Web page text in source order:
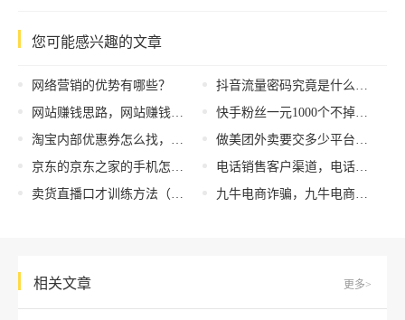
您可能感兴趣的文章
网络营销的优势有哪些？
网站赚钱思路，网站赚钱思路怎么写？
淘宝内部优惠券怎么找，淘宝内部优惠券怎么找公众号？
京东的京东之家的手机怎么样，京东之家的手机属于京东自营店吗？
卖货直播口才训练方法（网络直播卖货技巧的培训）
抖音流量密码究竟是什么，抖音流量密码究竟是什么梗？
快手粉丝一元1000个不掉粉，快手粉丝一元1000个不掉粉怎么回事？
做美团外卖要交多少平台费，做美团外卖要交多少平台费用？
电话销售客户渠道，电话销售渠道分析？
九牛电商诈骗，九牛电商诈骗事件？
相关文章 更多>